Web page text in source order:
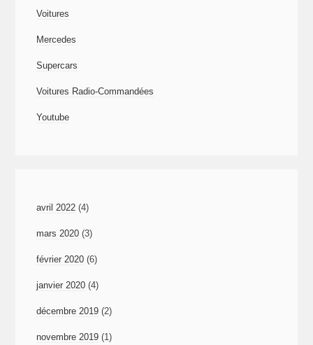
Voitures
Mercedes
Supercars
Voitures Radio-Commandées
Youtube
avril 2022 (4)
mars 2020 (3)
février 2020 (6)
janvier 2020 (4)
décembre 2019 (2)
novembre 2019 (1)